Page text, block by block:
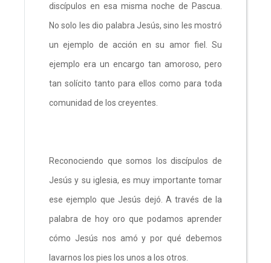
discípulos en esa misma noche de Pascua.
No solo les dio palabra Jesús, sino les mostró
un ejemplo de acción en su amor fiel. Su
ejemplo era un encargo tan amoroso, pero
tan solícito tanto para ellos como para toda
comunidad de los creyentes.
Reconociendo que somos los discípulos de
Jesús y su iglesia, es muy importante tomar
ese ejemplo que Jesús dejó. A través de la
palabra de hoy oro que podamos aprender
cómo Jesús nos amó y por qué debemos
lavarnos los pies los unos a los otros.